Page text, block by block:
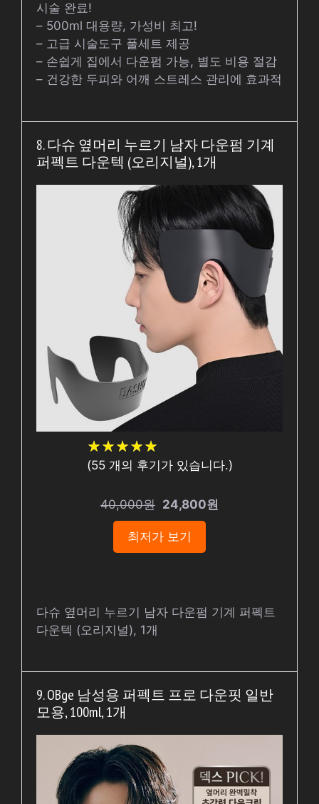
시술 완료!
– 500ml 대용량, 가성비 최고!
– 고급 시술도구 풀세트 제공
– 손쉽게 집에서 다운펌 가능, 별도 비용 절감
– 건강한 두피와 어깨 스트레스 관리에 효과적
8. 다슈 옆머리 누르기 남자 다운펌 기계
퍼펙트 다운텍 (오리지널), 1개
★★★★★
★★★★★
(55개의 후기가 있습니다.)
40,000원 24,800원
최저가 보기
다슈 옆머리 누르기 남자 다운펌 기계 퍼펙트
다운텍 (오리지널), 1개
9. OBge 남성용 퍼펙트 프로 다운핏 일반
모용, 100ml, 1개